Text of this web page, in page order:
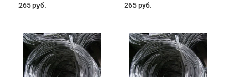
265 руб. 265 руб.